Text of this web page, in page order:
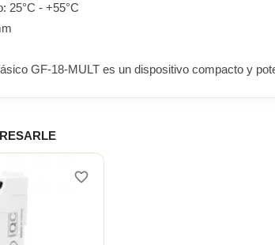
25°C - +55°C
GF-18-MULT es un dispositivo compacto y
favorite_border